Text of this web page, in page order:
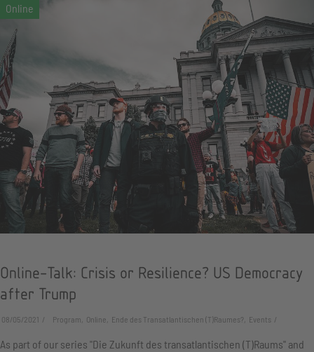
Online-Talk: Crisis or Resilience? US Democracy
after Trump
08/05/2021 Program, Online, Ende des Transatlantischen (T)Raumes?, Events
As part of our series "Die Zukunft des transatlantischen (T)Raums" and